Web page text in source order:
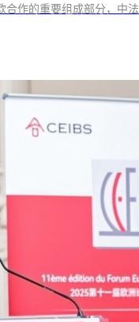
作的重要组成部分，中